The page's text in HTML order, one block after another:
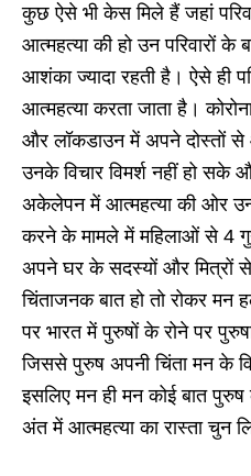
कुछ ऐसे भी केस मिले हैं जहां
आत्महत्या की हो उन परिवारों के
आशंका ज्यादा रहती है। ऐसे ही
आत्महत्या करता जाता है।
और लॉकडाउन में अपने दोस्तों से
उनके विचार विमर्श नहीं हो सके
अकेलेपन में आत्महत्या की ओर
करने के मामले में महिलाओं से 4
अपने घर के सदस्यों और मित्रों
चिंताजनक बात हो तो रोकर
पर भारत में पुरुषों के रोने पर
जिससे पुरुष अपनी चिंता मन के
इसलिए मन ही मन कोई बात
अंत में आत्महत्या का रास्ता चुन